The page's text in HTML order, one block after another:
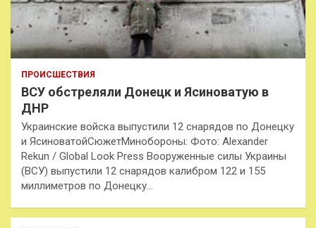
ПРОИСШЕСТВИЯ
ВСУ обстреляли Донецк и Ясиноватую в
ДНР
Украинские войска выпустили 12 снарядов по Донецку
и ЯсиноватойСюжетМинобороны: Фото: Alexander
Rekun / Global Look Press Вооруженные силы Украины
(ВСУ) выпустили 12 снарядов калибром 122 и 155
миллиметров по Донецку…